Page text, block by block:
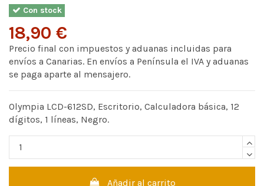
Con stock
18,90 €
Precio final con impuestos y aduanas incluidas para
envíos a Canarias. En envíos a Península el IVA y aduanas
se paga aparte al mensajero.
Olympia LCD-612SD, Escritorio, Calculadora básica, 12
dígitos, 1 líneas, Negro.
Añadir al carrito